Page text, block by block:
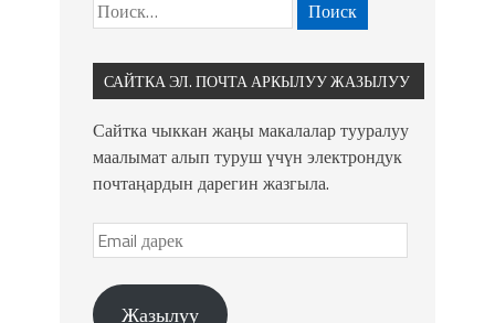
САЙТКА ЭЛ. ПОЧТА АРКЫЛУУ ЖАЗЫЛУУ
Сайтка чыккан жаңы макалалар тууралуу
маалымат алып туруш үчүн электрондук
почтаңардын дарегин жазгыла.
Жазылуу